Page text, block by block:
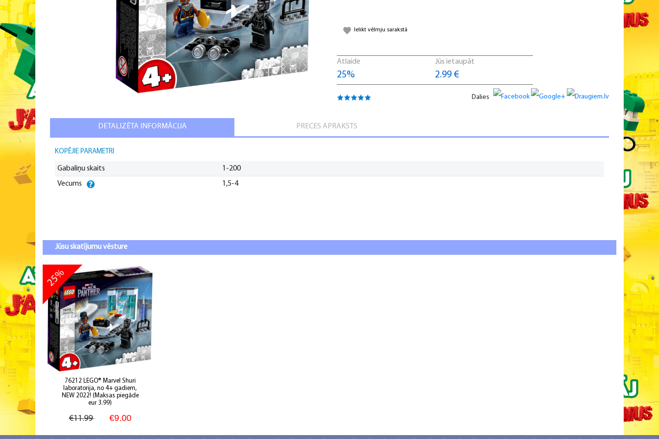
Ielikt vēlmju sarakstā
Atlaide
25%
Jūs ietaupāt
2.99 €
Dalies
DETALIZĒTA INFORMĀCIJA PRECES APRAKSTS
KOPĒJIE PARAMETRI
Gabaliņu skaits
1-200
Vecums
1,5-4
Jūsu skatījumu vēsture
76212 LEGO® Marvel Shuri
laboratorija, no 4+ gadiem,
NEW 2022! (Maksas piegāde
eur 3.99)
25%
€11.99 €9.00